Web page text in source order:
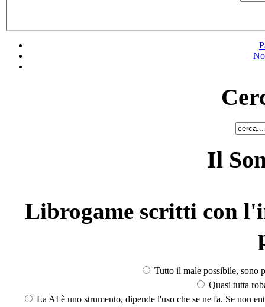
Il
Librogame scritti con
Tutto il male possibile, sono
Quasi tutta
La AI è uno strumento, dipende l'uso che se ne fa. Se non